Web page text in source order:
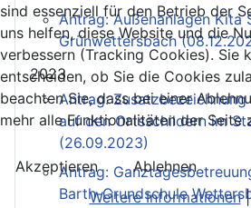
Antrag: Außenanlagen Kita
Grünwettersbach
2023
Antrag:
auf den Ortsschildern im
(26.09.2023)
Antrag:
Barth-Grundschule
sind essenziell für den Betrieb der
uns helfen, diese Website und die
verbessern (Tracking Cookies). Sie
entscheiden, ob Sie die Cookies
beachten Sie, dass bei einer
mehr alle Funktionalitäten der Seite
Akzeptieren
Ablehnen
Weitere Informationen